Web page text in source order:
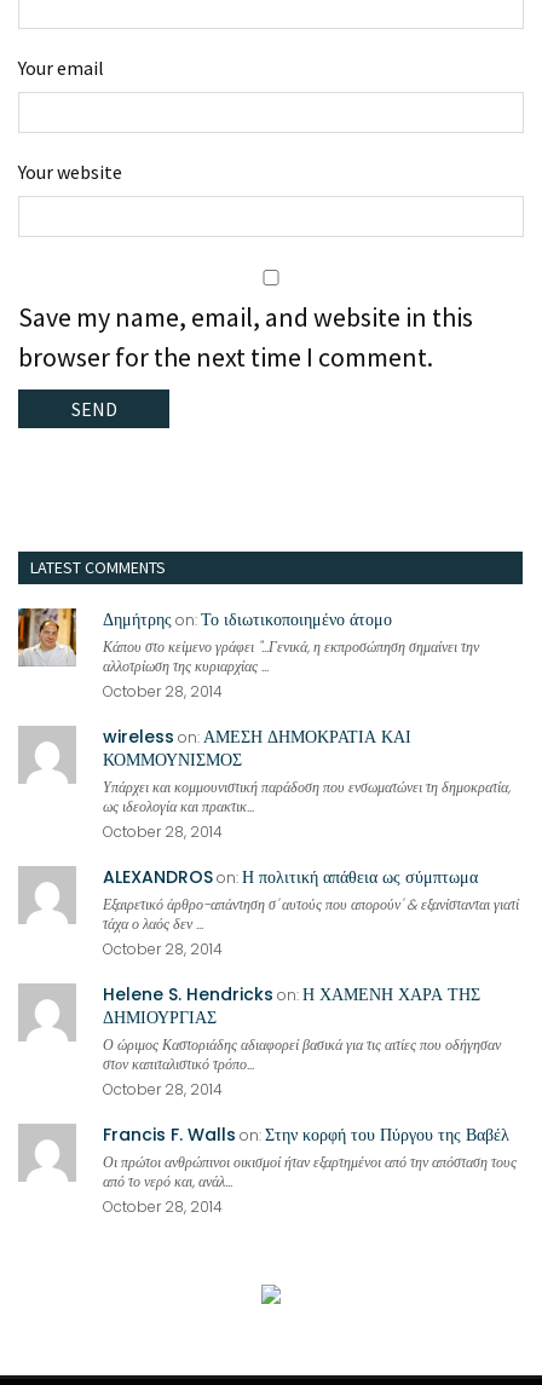
Your email
Your website
Save my name, email, and website in this
browser for the next time I comment.
LATEST COMMENTS
Δημήτρηςon:Το ιδιωτικοποιημένο άτομο
Κάπου στο κείμενο γράφει "...Γενικά, η εκπροσώπηση σημαίνει την
αλλοτρίωση της κυριαρχίας ...
October 28, 2014
wireless on:ΑΜΕΣΗ ΔΗΜΟΚΡΑΤΙΑ ΚΑΙ
ΚΟΜΜΟΥΝΙΣΜΟΣ
Υπάρχει και κομμουνιστική παράδοση που ενσωματώνει τη δημοκρατία,
ως ιδεολογία και πρακτικ...
October 28, 2014
ALEXANDROSon:Η πολιτική απάθεια ως σύμπτωμα
Εξαιρετικό άρθρο-απάντηση σ' αυτούς που απορούν' & εξανίστανται γιατί
τάχα ο λαός δεν ...
October 28, 2014
Helene S. Hendricks on:Η ΧΑΜΕΝΗ ΧΑΡΑ ΤΗΣ
ΔΗΜΙΟΥΡΓΙΑΣ
Ο ώριμος Καστοριάδης αδιαφορεί βασικά για τις αιτίες που οδήγησαν
στον καπιταλιστικό τρόπο...
October 28, 2014
Francis F. Walls on:Στην κορφή του Πύργου της Βαβέλ
Οι πρώτοι ανθρώπινοι οικισμοί ήταν εξαρτημένοι από την απόσταση τους
από το νερό και, ανάλ...
October 28, 2014